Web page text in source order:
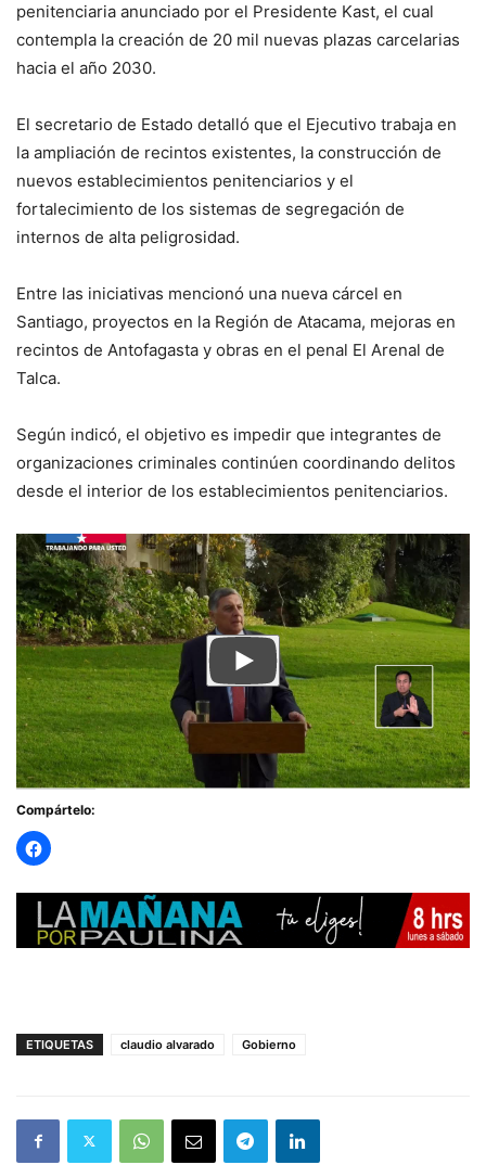
penitenciaria anunciado por el Presidente Kast, el cual
contempla la creación de 20 mil nuevas plazas carcelarias
hacia el año 2030.
El secretario de Estado detalló que el Ejecutivo trabaja en
la ampliación de recintos existentes, la construcción de
nuevos establecimientos penitenciarios y el
fortalecimiento de los sistemas de segregación de
internos de alta peligrosidad.
Entre las iniciativas mencionó una nueva cárcel en
Santiago, proyectos en la Región de Atacama, mejoras en
recintos de Antofagasta y obras en el penal El Arenal de
Talca.
Según indicó, el objetivo es impedir que integrantes de
organizaciones criminales continúen coordinando delitos
desde el interior de los establecimientos penitenciarios.
Compártelo:
ETIQUETAS claudio alvarado Gobierno